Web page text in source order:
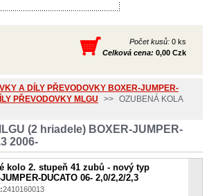
Počet kusů: 0 ks
Celková cena: 0,00 Czk
A DÍLY PŘEVODOVKY BOXER-JUMPER-
PŘEVODOVKY MLGU >> OZUBENÁ KOLA
(2 hriadele) BOXER-JUMPER-
2006-
kolo 2. stupeň 41 zubů - nový typ
DUCATO 06- 2,0/2,2/2,3
2410160013